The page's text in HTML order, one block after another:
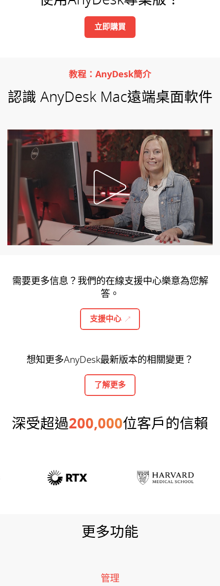
立即購買
教程：AnyDesk簡介
認識 AnyDesk Mac遠端桌面軟件
需要更多信息？我們的在線支援中心樂意為您解
答。
支援中心
想知更多AnyDesk最新版本的相關變更？
了解更多
深受超過200,000位客戶的信賴
更多功能
管理